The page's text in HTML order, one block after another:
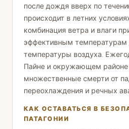
после дождя вверх по
происходит в летних
комбинация ветра и влаги
эффективным температурам
температуры воздуха.
Пайне и окружающем районе
множественные смерти от
переохлаждения и речных
КАК ОСТАВАТЬСЯ В
ПАТАГОНИИ